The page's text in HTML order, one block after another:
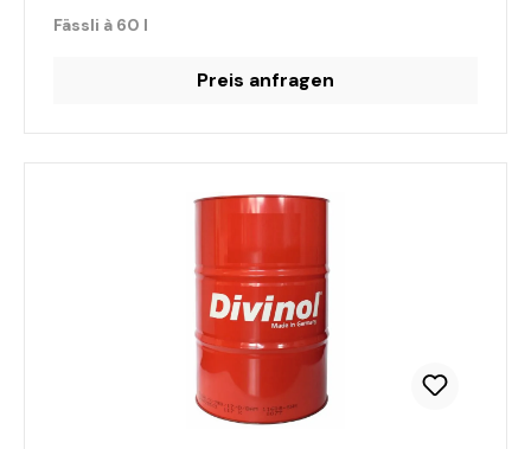
Fässli à 60 l
Preis anfragen